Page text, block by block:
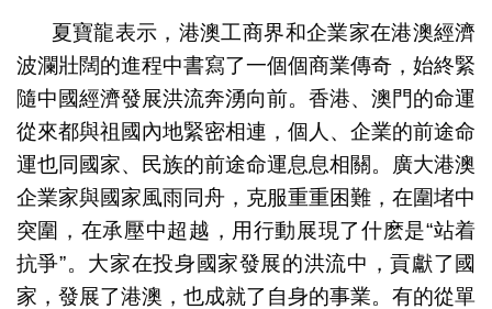
夏寶龍表示，港澳工商界和企業家在港澳經濟
波瀾壯闊的進程中書寫了一個個商業傳奇，始終緊
隨中國經濟發展洪流奔湧向前。香港、澳門的命運
從來都與祖國內地緊密相連，個人、企業的前途命
運也同國家、民族的前途命運息息相關。廣大港澳
企業家與國家風雨同舟，克服重重困難，在圍堵中
突圍，在承壓中超越，用行動展現了什麽是“站着
抗爭”。大家在投身國家發展的洪流中，貢獻了國
家，發展了港澳，也成就了自身的事業。有的從單